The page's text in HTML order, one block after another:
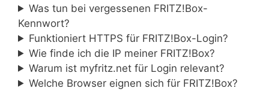
Was tun bei vergessenen FRITZ!Box-
Kennwort?
Funktioniert HTTPS für FRITZ!Box-Login?
Wie finde ich die IP meiner FRITZ!Box?
Warum ist myfritz.net für Login relevant?
Welche Browser eignen sich für FRITZ!Box?